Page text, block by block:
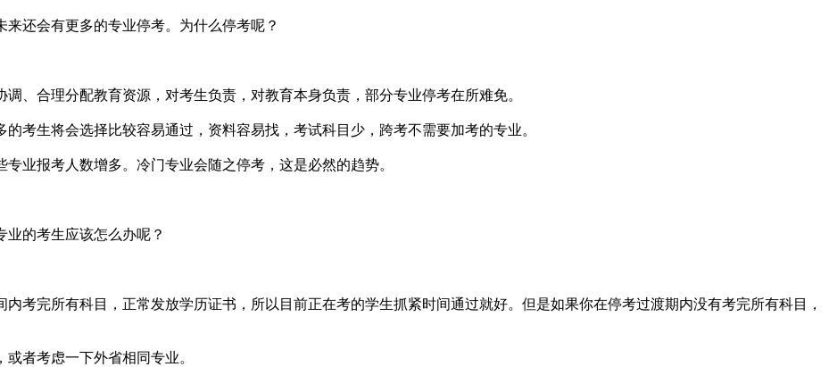
还会有更多的专业停考。为什么停考呢？
、合理分配教育资源，对考生负责，对教育本身负责，部分专业停考在所难免。
考生将会选择比较容易通过，资料容易找，考试科目少，跨考不需要加考的专业。
业报考人数增多。冷门专业会随之停考，这是必然的趋势。
的考生应该怎么办呢？
考完所有科目，正常发放学历证书，所以目前正在考的学生抓紧时间通过就好。但是如果你在停考过渡期内没有考完所有科目，
者考虑一下外省相同专业。